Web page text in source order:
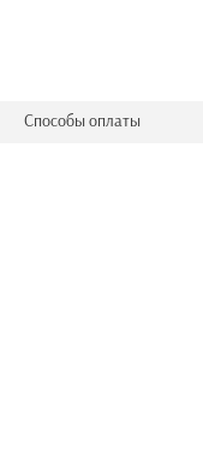
Способы оплаты